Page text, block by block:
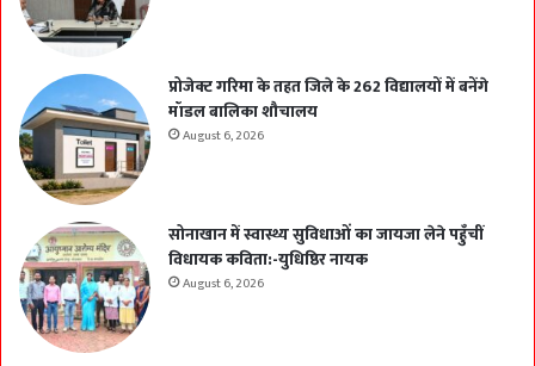
प्रोजेक्ट गरिमा के तहत जिले के 262 विद्यालयों में बनेंगे
मॉडल बालिका शौचालय
August 6, 2026
सोनाखान में स्वास्थ्य सुविधाओं का जायजा लेने पहुँचीं
विधायक कविता:-युधिष्ठिर नायक
August 6, 2026